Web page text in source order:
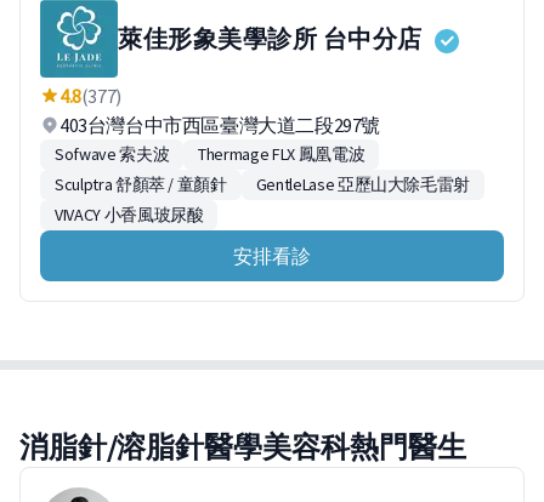
萊佳形象美學診所 台中分店
4.8(377)
403台灣台中市西區臺灣大道二段297號
Sofwave 索夫波
Thermage FLX 鳳凰電波
Sculptra 舒顏萃 / 童顏針
GentleLase 亞歷山大除毛雷射
VIVACY 小香風玻尿酸
安排看診
消脂針/溶脂針醫學美容科熱門醫生